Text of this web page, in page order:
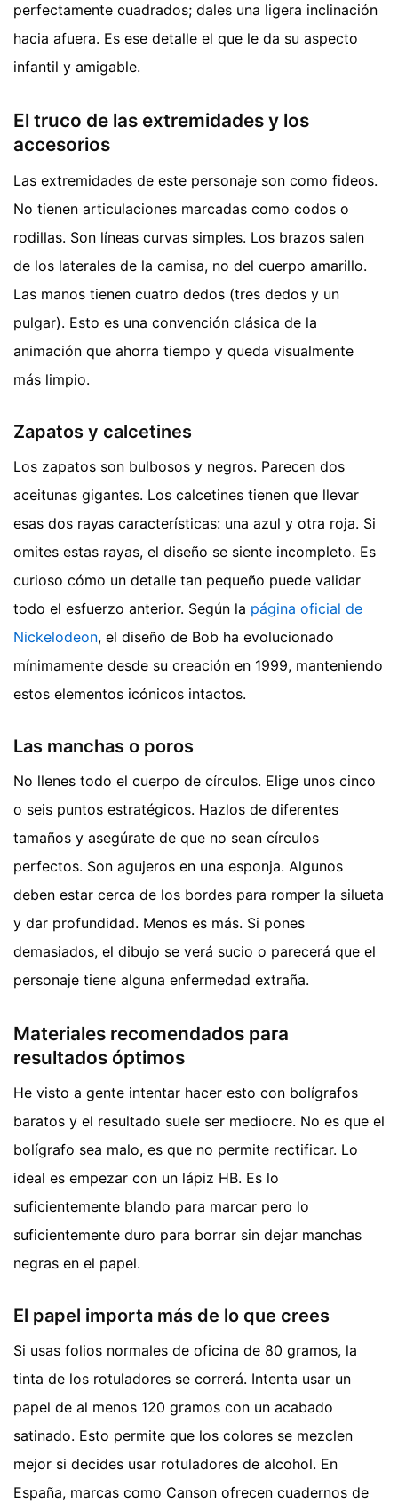
perfectamente cuadrados; dales una ligera inclinación
hacia afuera. Es ese detalle el que le da su aspecto
infantil y amigable.
El truco de las extremidades y los
accesorios
Las extremidades de este personaje son como fideos.
No tienen articulaciones marcadas como codos o
rodillas. Son líneas curvas simples. Los brazos salen
de los laterales de la camisa, no del cuerpo amarillo.
Las manos tienen cuatro dedos (tres dedos y un
pulgar). Esto es una convención clásica de la
animación que ahorra tiempo y queda visualmente
más limpio.
Zapatos y calcetines
Los zapatos son bulbosos y negros. Parecen dos
aceitunas gigantes. Los calcetines tienen que llevar
esas dos rayas características: una azul y otra roja. Si
omites estas rayas, el diseño se siente incompleto. Es
curioso cómo un detalle tan pequeño puede validar
todo el esfuerzo anterior. Según la página oficial de
Nickelodeon, el diseño de Bob ha evolucionado
mínimamente desde su creación en 1999, manteniendo
estos elementos icónicos intactos.
Las manchas o poros
No llenes todo el cuerpo de círculos. Elige unos cinco
o seis puntos estratégicos. Hazlos de diferentes
tamaños y asegúrate de que no sean círculos
perfectos. Son agujeros en una esponja. Algunos
deben estar cerca de los bordes para romper la silueta
y dar profundidad. Menos es más. Si pones
demasiados, el dibujo se verá sucio o parecerá que el
personaje tiene alguna enfermedad extraña.
Materiales recomendados para
resultados óptimos
He visto a gente intentar hacer esto con bolígrafos
baratos y el resultado suele ser mediocre. No es que el
bolígrafo sea malo, es que no permite rectificar. Lo
ideal es empezar con un lápiz HB. Es lo
suficientemente blando para marcar pero lo
suficientemente duro para borrar sin dejar manchas
negras en el papel.
El papel importa más de lo que crees
Si usas folios normales de oficina de 80 gramos, la
tinta de los rotuladores se correrá. Intenta usar un
papel de al menos 120 gramos con un acabado
satinado. Esto permite que los colores se mezclen
mejor si decides usar rotuladores de alcohol. En
España, marcas como Canson ofrecen cuadernos de